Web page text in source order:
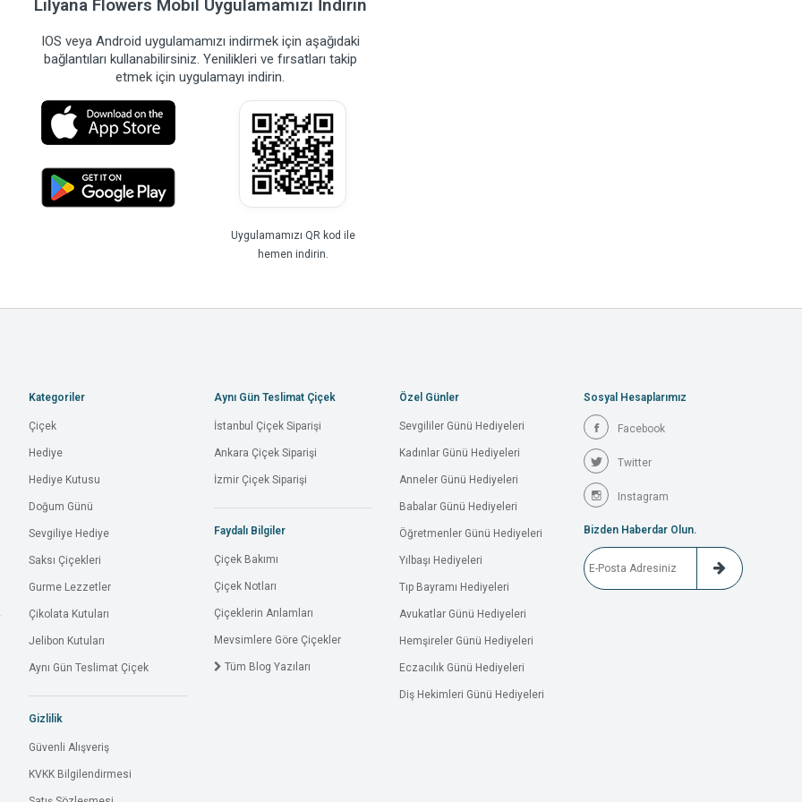
Lilyana Flowers Mobil Uygulamamızı İndirin
IOS veya Android uygulamamızı indirmek için aşağıdaki
bağlantıları kullanabilirsiniz. Yenilikleri ve fırsatları takip
etmek için uygulamayı indirin.
Uygulamamızı QR kod ile
hemen indirin.
Kategoriler
Çiçek
Hediye
Hediye Kutusu
Doğum Günü
Sevgiliye Hediye
Saksı Çiçekleri
Gurme Lezzetler
Çikolata Kutuları
Jelibon Kutuları
Aynı Gün Teslimat Çiçek
Gizlilik
Güvenli Alışveriş
KVKK Bilgilendirmesi
Aynı Gün Teslimat Çiçek
İstanbul Çiçek Siparişi
Ankara Çiçek Siparişi
İzmir Çiçek Siparişi
Faydalı Bilgiler
Çiçek Bakımı
Çiçek Notları
Çiçeklerin Anlamları
Mevsimlere Göre Çiçekler
Tüm Blog Yazıları
Özel Günler
Sevgililer Günü Hediyeleri
Kadınlar Günü Hediyeleri
Anneler Günü Hediyeleri
Babalar Günü Hediyeleri
Öğretmenler Günü Hediyeleri
Yılbaşı Hediyeleri
Tıp Bayramı Hediyeleri
Avukatlar Günü Hediyeleri
Hemşireler Günü Hediyeleri
Eczacılık Günü Hediyeleri
Diş Hekimleri Günü Hediyeleri
Sosyal Hesaplarımız
Facebook
Twitter
Instagram
Bizden Haberdar Olun.